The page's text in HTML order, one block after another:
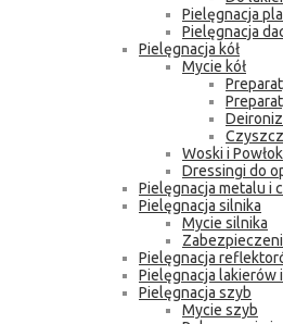
Pielęgnacja
Pielęgnacja
Pielęgnacja kół
Mycie kół
Woski i
Dressingi do
Pielęgnacja metalu i
Pielęgnacja silnika
Mycie silnika
Pielęgnacja
Pielęgnacja lakierów
Pielęgnacja szyb
Mycie szyb